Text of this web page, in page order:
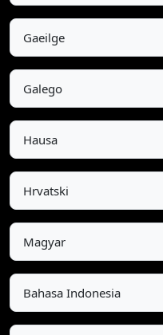
Gaeilge
Galego
Hausa
Hrvatski
Magyar
Bahasa Indonesia